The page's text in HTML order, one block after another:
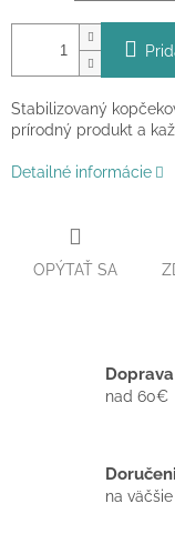
Stabilizovaný
prírodný produkt a
Detailné informácie
OPÝTAŤ SA
nad 60€
na